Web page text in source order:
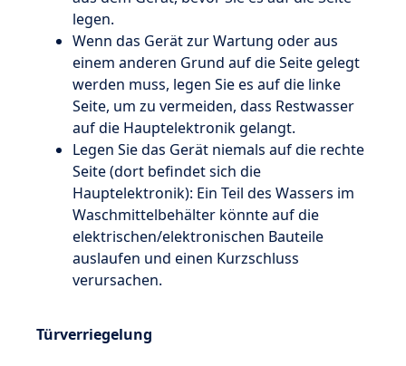
legen.
Wenn das Gerät zur Wartung oder aus
einem anderen Grund auf die Seite gelegt
werden muss, legen Sie es auf die linke
Seite, um zu vermeiden, dass Restwasser
auf die Hauptelektronik gelangt.
Legen Sie das Gerät niemals auf die rechte
Seite (dort befindet sich die
Hauptelektronik): Ein Teil des Wassers im
Waschmittelbehälter könnte auf die
elektrischen/elektronischen Bauteile
auslaufen und einen Kurzschluss
verursachen.
Türverriegelung